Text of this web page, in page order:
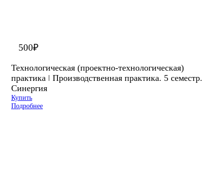
500₽
Технологическая (проектно-технологическая)
практика ǀ Производственная практика. 5 семестр.
Синергия
Купить
Подробнее